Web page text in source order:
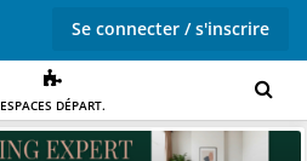
Se connecter / s'inscrire
ESPACES DÉPART.